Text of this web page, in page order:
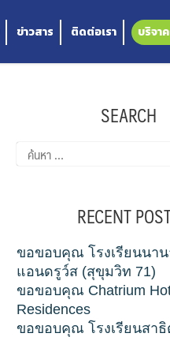
ข่าวสาร ติดต่อเรา บริจา
SEARCH
ค้นหา
สำหรับ:
RECENT
ขอขอบคุณ โรงเรียนนา
แอนดรูว์ส (สุขุมวิท 71)
ขอขอบคุณ Chatrium
Residences
ขอขอบคุณ โรงเรียนสาธิ